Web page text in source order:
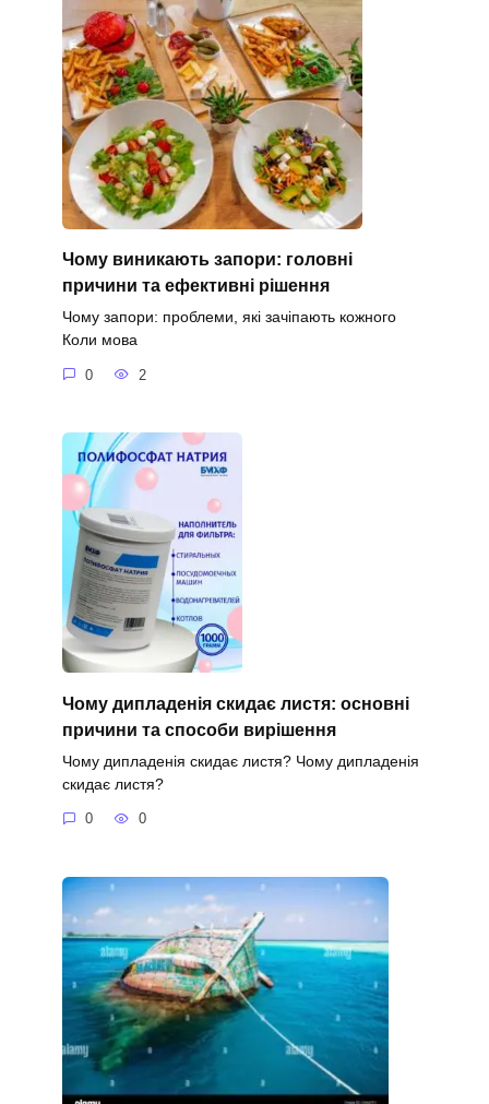
Чому виникають запори: головні
причини та ефективні рішення
Чому запори: проблеми, які зачіпають кожного
Коли мова
0 2
Чому дипладенія скидає листя: основні
причини та способи вирішення
Чому дипладенія скидає листя? Чому дипладенія
скидає листя?
0 0